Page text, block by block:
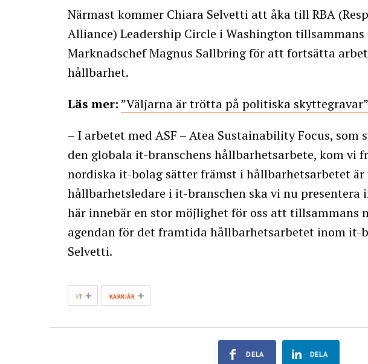
Närmast kommer Chiara Selvetti att åka till RBA
Alliance) Leadership Circle i Washington
Marknadschef Magnus Sallbring för att fortsätta
hållbarhet.
Läs mer: ”Väljarna är trötta på politiska skyttegravar”
​– I arbetet med ASF – Atea Sustainability Focus,
den globala it-branschens hållbarhetsarbete, kom vi
nordiska it-bolag sätter främst i hållbarhetsarbetet är
hållbarhetsledare i it-branschen ska vi nu presentera
här innebär en stor möjlighet för oss att tillsammans
agendan för det framtida hållbarhetsarbetet inom it-
Selvetti.
IT + KARRIÄR +
DELA DELA